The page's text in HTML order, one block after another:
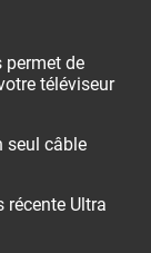
permet de
téléviseur
seul câble
récente Ultra